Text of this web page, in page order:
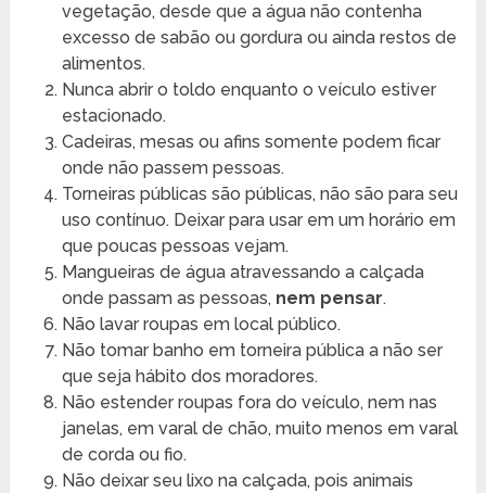
vegetação, desde que a água não contenha
excesso de sabão ou gordura ou ainda restos de
alimentos.
Nunca abrir o toldo enquanto o veículo estiver
estacionado.
Cadeiras, mesas ou afins somente podem ficar
onde não passem pessoas.
Torneiras públicas são públicas, não são para seu
uso contínuo. Deixar para usar em um horário em
que poucas pessoas vejam.
Mangueiras de água atravessando a calçada
onde passam as pessoas, nem pensar.
Não lavar roupas em local público.
Não tomar banho em torneira pública a não ser
que seja hábito dos moradores.
Não estender roupas fora do veículo, nem nas
janelas, em varal de chão, muito menos em varal
de corda ou fio.
Não deixar seu lixo na calçada, pois animais